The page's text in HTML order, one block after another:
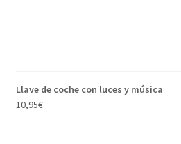
Llave de coche con luces y música
10,95€